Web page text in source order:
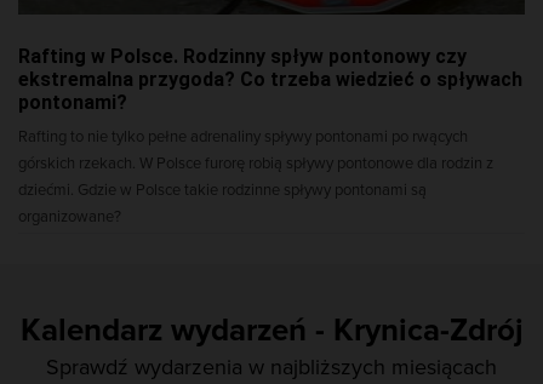
Rafting w Polsce. Rodzinny spływ pontonowy czy
ekstremalna przygoda? Co trzeba wiedzieć o spływach
pontonami?
Rafting to nie tylko pełne adrenaliny spływy pontonami po rwących
górskich rzekach. W Polsce furorę robią spływy pontonowe dla rodzin z
dziećmi. Gdzie w Polsce takie rodzinne spływy pontonami są
organizowane?
Kalendarz wydarzeń - Krynica-Zdrój
Sprawdź wydarzenia w najbliższych miesiącach